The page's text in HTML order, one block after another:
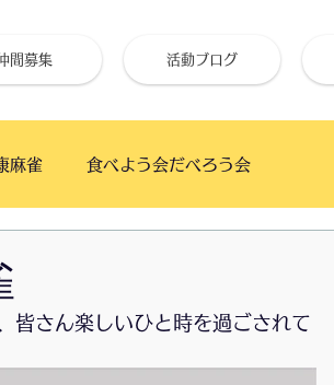
間募集 活動ブログ
麻雀 食べよう会だべろう会
さん楽しいひと時を過ごされて